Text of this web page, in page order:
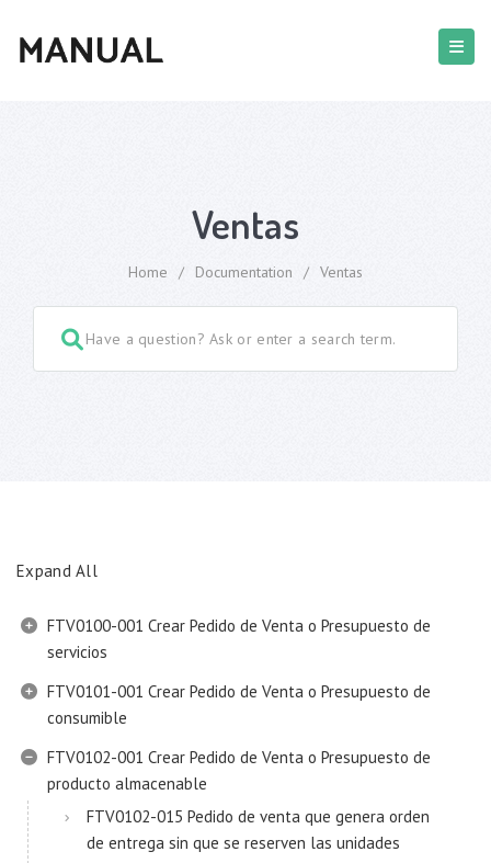
Ventas
Home / Documentation / Ventas
Expand All
FTV0100-001 Crear Pedido de Venta o Presupuesto de
servicios
FTV0101-001 Crear Pedido de Venta o Presupuesto de
consumible
FTV0102-001 Crear Pedido de Venta o Presupuesto de
producto almacenable
FTV0102-015 Pedido de venta que genera orden
de entrega sin que se reserven las unidades